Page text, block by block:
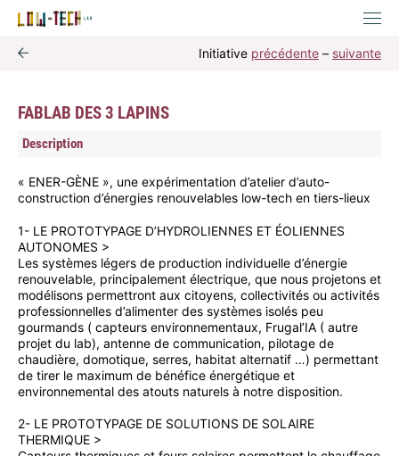
Initiative précédente – suivante
FABLAB DES 3 LAPINS
Description
« ENER-GÈNE », une expérimentation d’atelier d’auto-
construction d’énergies renouvelables low-tech en tiers-lieux
1- LE PROTOTYPAGE D’HYDROLIENNES ET ÉOLIENNES
AUTONOMES >
Les systèmes légers de production individuelle d’énergie
renouvelable, principalement électrique, que nous projetons et
modélisons permettront aux citoyens, collectivités ou activités
professionnelles d’alimenter des systèmes isolés peu
gourmands ( capteurs environnementaux, Frugal’IA ( autre
projet du lab), antenne de communication, pilotage de
chaudière, domotique, serres, habitat alternatif …) permettant
de tirer le maximum de bénéfice énergétique et
environnemental des atouts naturels à notre disposition.
2- LE PROTOTYPAGE DE SOLUTIONS DE SOLAIRE
THERMIQUE >